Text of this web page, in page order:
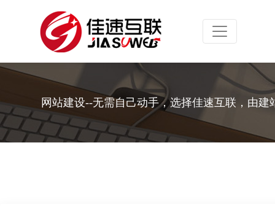
Toggle
网站建设--无需自己动手，选择佳速互联，由建